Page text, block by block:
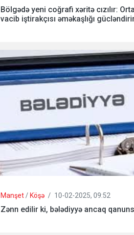
Bölgədə yeni coğrafi xəritə cızılır:
vacib iştirakçısı əməkaşlığı
Manşet / Köşə / 10-02-2025, 09:52
Zənn edilir ki, bələdiyyə ancaq